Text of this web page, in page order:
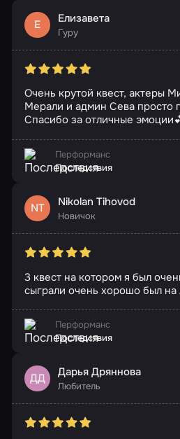
Е Елизавета
Гуру
Очень крутой квест, актеры
Мерали и админ Сева просто
Спасибо за отличные
Перформанс
Последствия
NT Nikolan Tihovod
Новичок
3 квест на котором я был
сыграли очень хорошо был
Перформанс
Последствия
ДД Дарья Дряннова
Любитель